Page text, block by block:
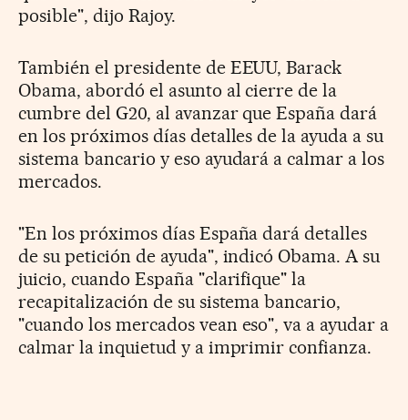
posible", dijo Rajoy.
También el presidente de EEUU, Barack
Obama, abordó el asunto al cierre de la
cumbre del G20, al avanzar que España dará
en los próximos días detalles de la ayuda a su
sistema bancario y eso ayudará a calmar a los
mercados.
"En los próximos días España dará detalles
de su petición de ayuda", indicó Obama. A su
juicio, cuando España "clarifique" la
recapitalización de su sistema bancario,
"cuando los mercados vean eso", va a ayudar a
calmar la inquietud y a imprimir confianza.